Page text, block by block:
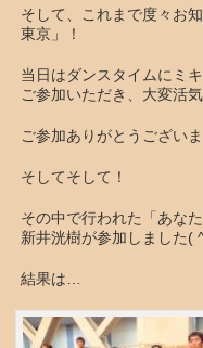
そして、これまで度々お
東京」！
当日はダンスタイムにミ
ご参加いただき、大変活
ご参加ありがとうございま
そしてそして！
その中で行われた「あな
新井洸樹が参加しました(
結果は…